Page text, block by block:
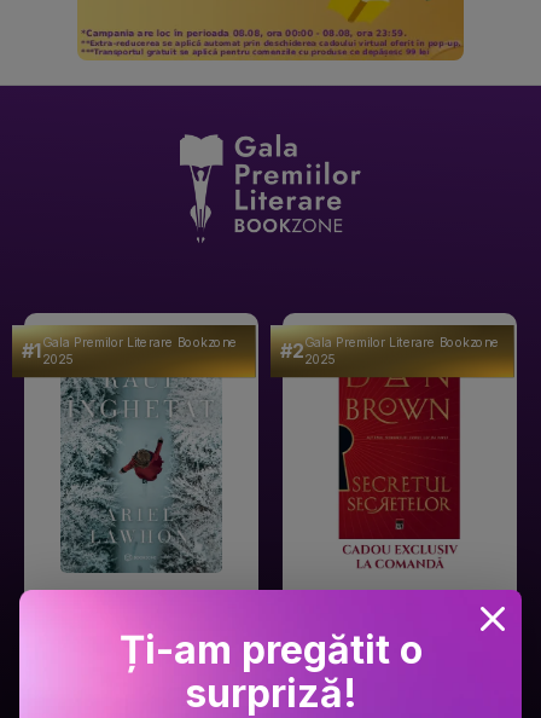
#1Gala Premilor Literare Bookzone
2025
PRP: 59.9 Lei
#2Gala Premilor Literare Bookzone
2025
Secretul secretelor
Ți-am pregătit o
surpriză!